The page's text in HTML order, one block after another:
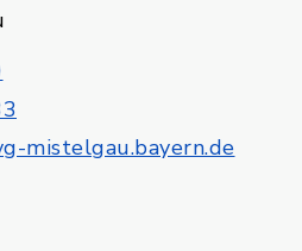
mistelgau.bayern.de